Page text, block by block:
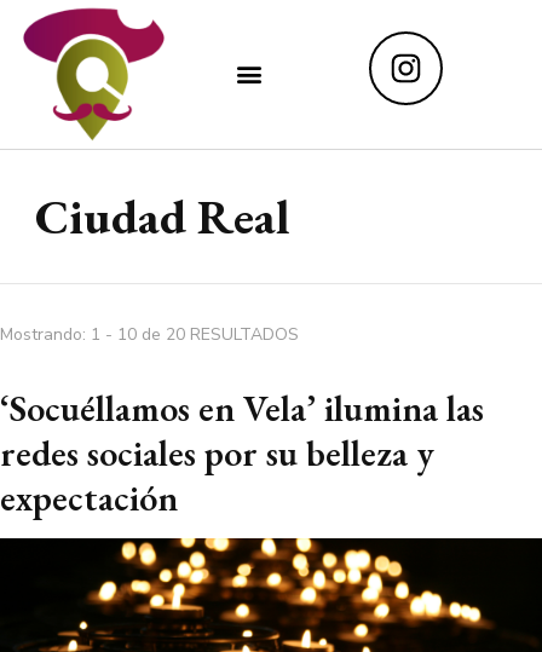
Ciudad Real
Mostrando: 1 - 10 de 20 RESULTADOS
‘Socuéllamos en Vela’ ilumina las
redes sociales por su belleza y
expectación